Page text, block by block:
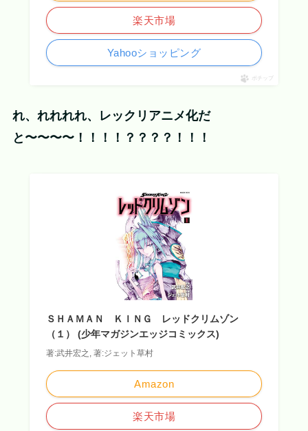
楽天市場
Yahooショッピング
ポチップ
れ、れれれれ、レックリアニメ化だ
と〜〜〜〜！！！！？？？？！！！
ＳＨＡＭＡＮ ＫＩＮＧ レッドクリムゾン
（１） (少年マガジンエッジコミックス)
著:武井宏之, 著:ジェット草村
Amazon
楽天市場